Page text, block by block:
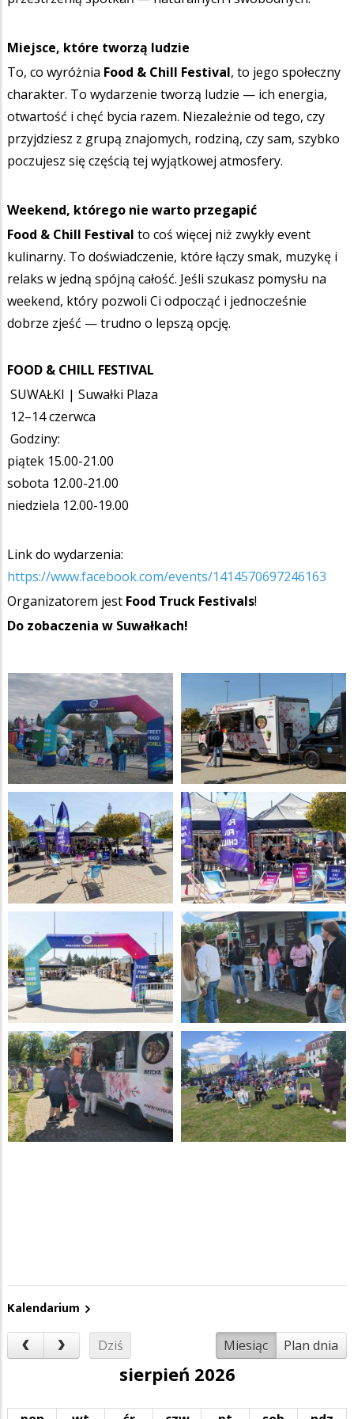
Miejsce, które tworzą ludzie
To, co wyróżnia Food & Chill Festival, to jego społeczny
charakter. To wydarzenie tworzą ludzie — ich energia,
otwartość i chęć bycia razem. Niezależnie od tego, czy
przyjdziesz z grupą znajomych, rodziną, czy sam, szybko
poczujesz się częścią tej wyjątkowej atmosfery.
Weekend, którego nie warto przegapić
Food & Chill Festival to coś więcej niż zwykły event
kulinarny. To doświadczenie, które łączy smak, muzykę i
relaks w jedną spójną całość. Jeśli szukasz pomysłu na
weekend, który pozwoli Ci odpocząć i jednocześnie
dobrze zjeść — trudno o lepszą opcję.
FOOD & CHILL FESTIVAL
SUWAŁKI | Suwałki Plaza
12–14 czerwca
Godziny:
piątek 15.00-21.00
sobota 12.00-21.00
niedziela 12.00-19.00
Link do wydarzenia:
https://www.facebook.com/events/1414570697246163
Organizatorem jest Food Truck Festivals!
Do zobaczenia w Suwałkach!
Kalendarium
Dziś Miesiąc Plan dnia
sierpień 2026